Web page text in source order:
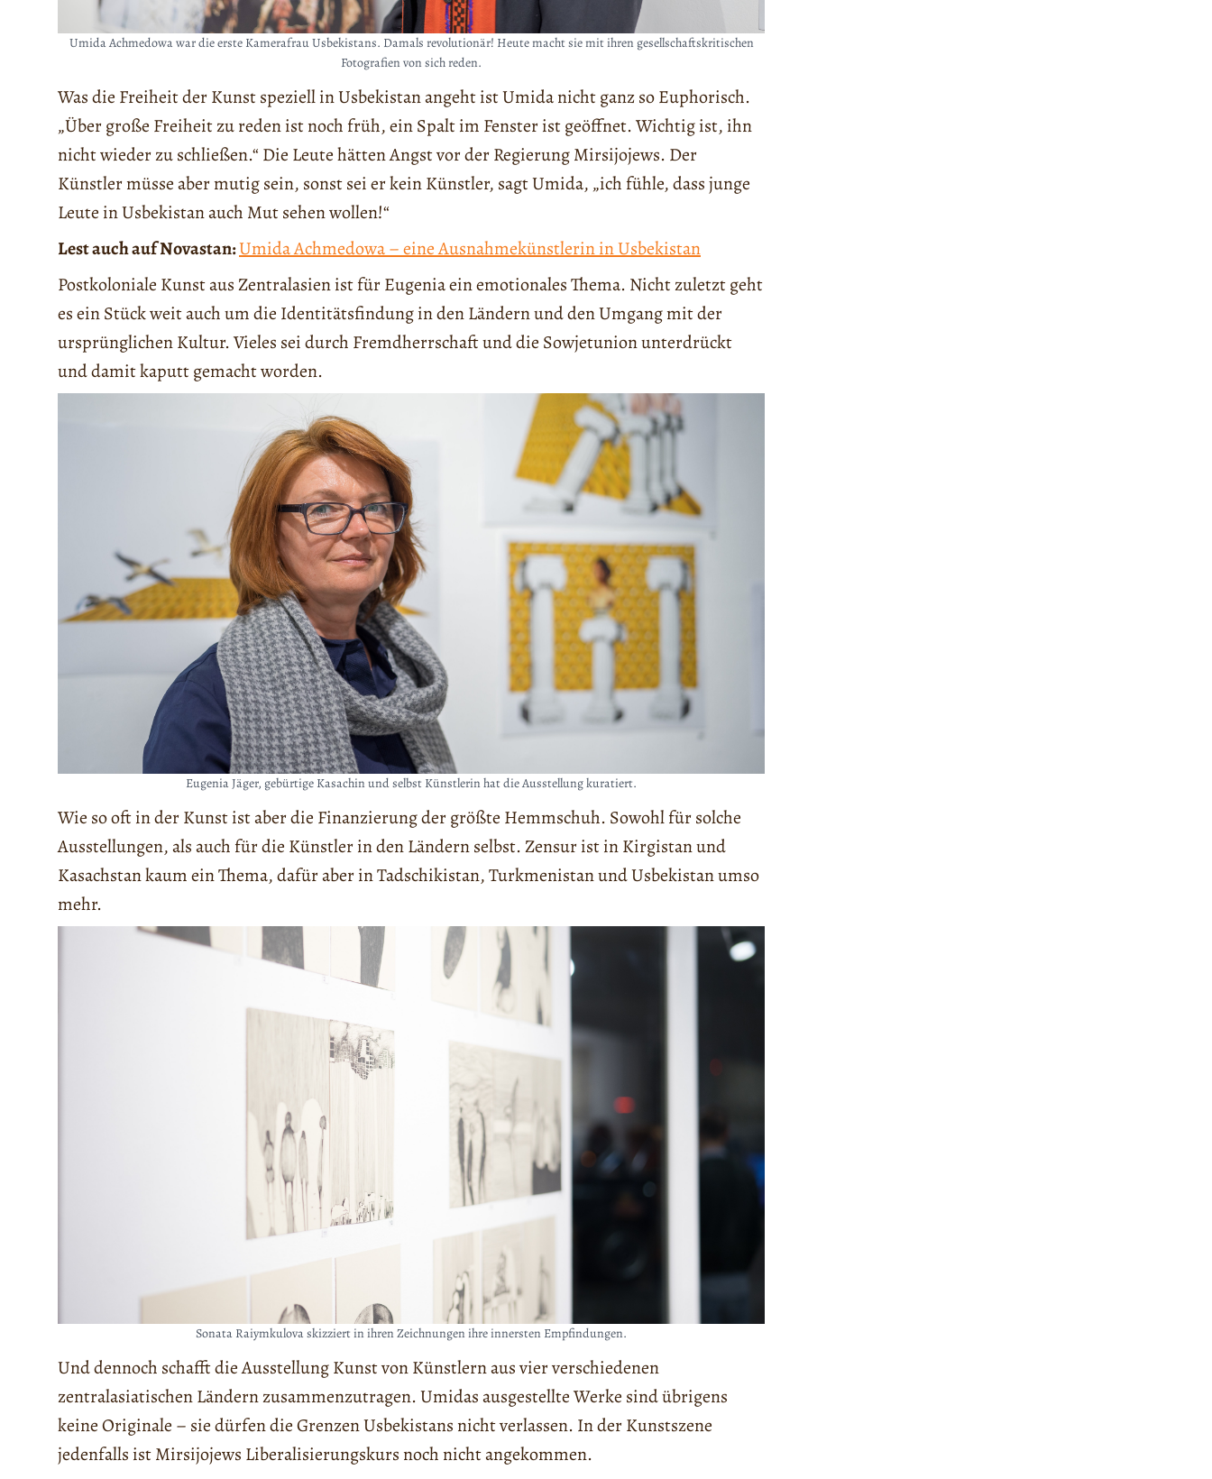
Umida Achmedowa war die erste Kamerafrau Usbekistans. Damals revolutionär! Heute macht sie mit ihren gesellschaftskritischen
Fotografien von sich reden.
Was die Freiheit der Kunst speziell in Usbekistan angeht ist Umida nicht ganz so Euphorisch.
„Über große Freiheit zu reden ist noch früh, ein Spalt im Fenster ist geöffnet. Wichtig ist, ihn
nicht wieder zu schließen.“ Die Leute hätten Angst vor der Regierung Mirsijojews. Der
Künstler müsse aber mutig sein, sonst sei er kein Künstler, sagt Umida, „ich fühle, dass junge
Leute in Usbekistan auch Mut sehen wollen!“
Lest auch auf Novastan:Umida Achmedowa – eine Ausnahmekünstlerin in Usbekistan
Postkoloniale Kunst aus Zentralasien ist für Eugenia ein emotionales Thema. Nicht zuletzt geht
es ein Stück weit auch um die Identitätsfindung in den Ländern und den Umgang mit der
ursprünglichen Kultur. Vieles sei durch Fremdherrschaft und die Sowjetunion unterdrückt
und damit kaputt gemacht worden.
Eugenia Jäger, gebürtige Kasachin und selbst Künstlerin hat die Ausstellung kuratiert.
Wie so oft in der Kunst ist aber die Finanzierung der größte Hemmschuh. Sowohl für solche
Ausstellungen, als auch für die Künstler in den Ländern selbst. Zensur ist in Kirgistan und
Kasachstan kaum ein Thema, dafür aber in Tadschikistan, Turkmenistan und Usbekistan umso
mehr.
Sonata Raiymkulova skizziert in ihren Zeichnungen ihre innersten Empfindungen.
Und dennoch schafft die Ausstellung Kunst von Künstlern aus vier verschiedenen
zentralasiatischen Ländern zusammenzutragen. Umidas ausgestellte Werke sind übrigens
keine Originale – sie dürfen die Grenzen Usbekistans nicht verlassen. In der Kunstszene
jedenfalls ist Mirsijojews Liberalisierungskurs noch nicht angekommen.